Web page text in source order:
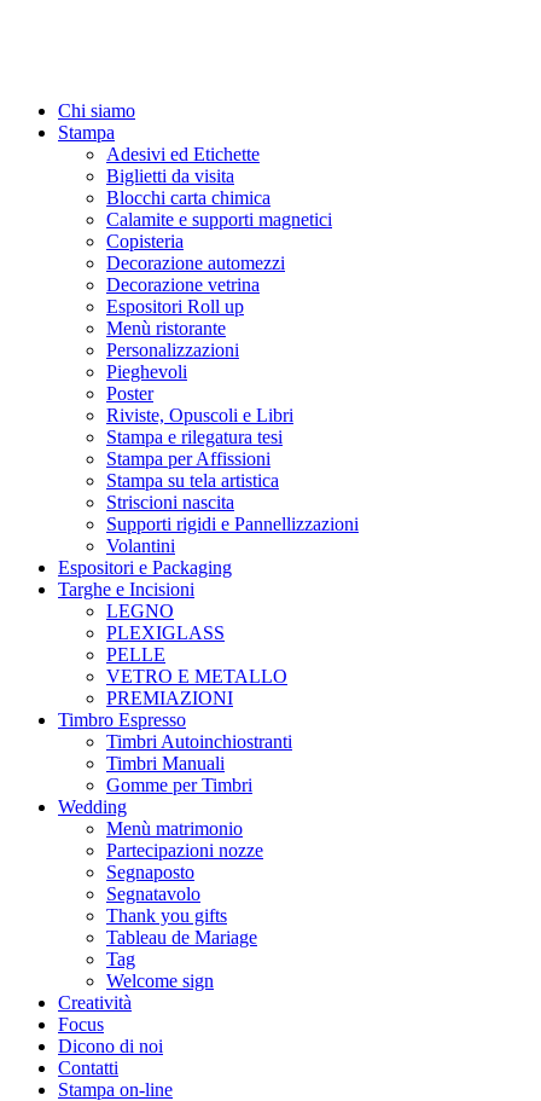
Chi siamo
Stampa
Adesivi ed Etichette
Biglietti da visita
Blocchi carta chimica
Calamite e supporti magnetici
Copisteria
Decorazione automezzi
Decorazione vetrina
Espositori Roll up
Menù ristorante
Personalizzazioni
Pieghevoli
Poster
Riviste, Opuscoli e Libri
Stampa e rilegatura tesi
Stampa per Affissioni
Stampa su tela artistica
Striscioni nascita
Supporti rigidi e Pannellizzazioni
Volantini
Espositori e Packaging
Targhe e Incisioni
LEGNO
PLEXIGLASS
PELLE
VETRO E METALLO
PREMIAZIONI
Timbro Espresso
Timbri Autoinchiostranti
Timbri Manuali
Gomme per Timbri
Wedding
Menù matrimonio
Partecipazioni nozze
Segnaposto
Segnatavolo
Thank you gifts
Tableau de Mariage
Tag
Welcome sign
Creatività
Focus
Dicono di noi
Contatti
Stampa on-line